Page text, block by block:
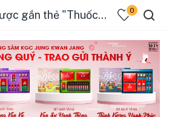
Sản phẩm được gắn thẻ "Thuốc An Cung Ngưu Hoàng" 0